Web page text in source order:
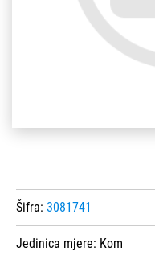
Šifra: 3081741
Jedinica mjere: Kom